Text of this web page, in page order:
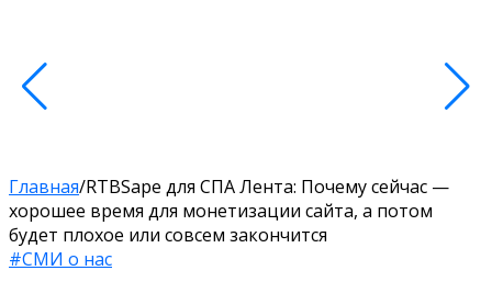
Главная/RTBSape для СПА Лента: Почему сейчас —
хорошее время для монетизации сайта, а потом
будет плохое или совсем закончится
#СМИ о нас